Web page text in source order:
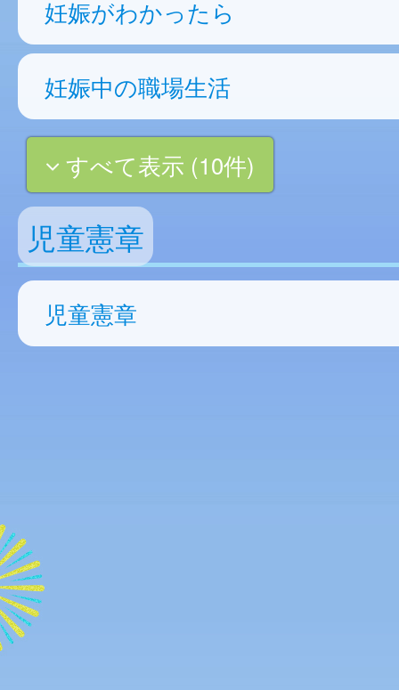
妊娠がわかったら
妊娠中の職場生活
すべて表示 (10件)
児童憲章
児童憲章